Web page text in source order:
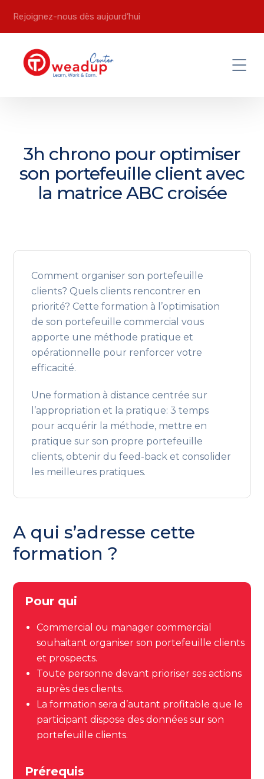
Rejoignez-nous dès aujourd’hui
3h chrono pour optimiser
son portefeuille client avec
la matrice ABC croisée
Comment organiser son portefeuille
clients? Quels clients rencontrer en
priorité? Cette formation à l’optimisation
de son portefeuille commercial vous
apporte une méthode pratique et
opérationnelle pour renforcer votre
efficacité.
Une formation à distance centrée sur
l’appropriation et la pratique: 3 temps
pour acquérir la méthode, mettre en
pratique sur son propre portefeuille
clients, obtenir du feed-back et consolider
les meilleures pratiques.
A qui s’adresse cette
formation ?
Pour qui
Commercial ou manager commercial
souhaitant organiser son portefeuille clients
et prospects.
Toute personne devant prioriser ses actions
auprès des clients.
La formation sera d’autant profitable que le
participant dispose des données sur son
portefeuille clients.
Prérequis